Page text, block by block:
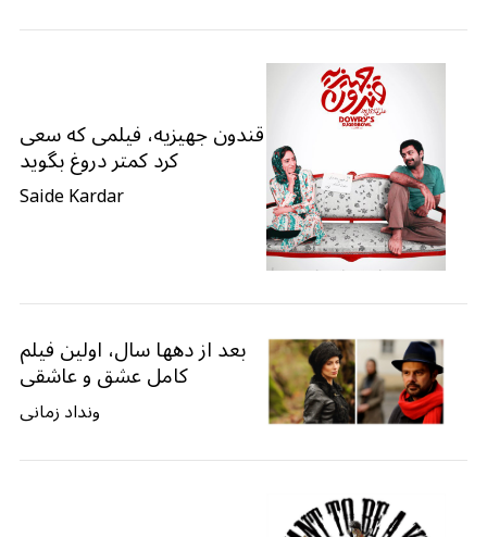
قندون جهیزیه، فیلمی که سعی
کرد کمتر دروغ بگوید
Saide Kardar
بعد از دهها سال، اولین فیلم
کامل عشق و عاشقی
ونداد زمانی